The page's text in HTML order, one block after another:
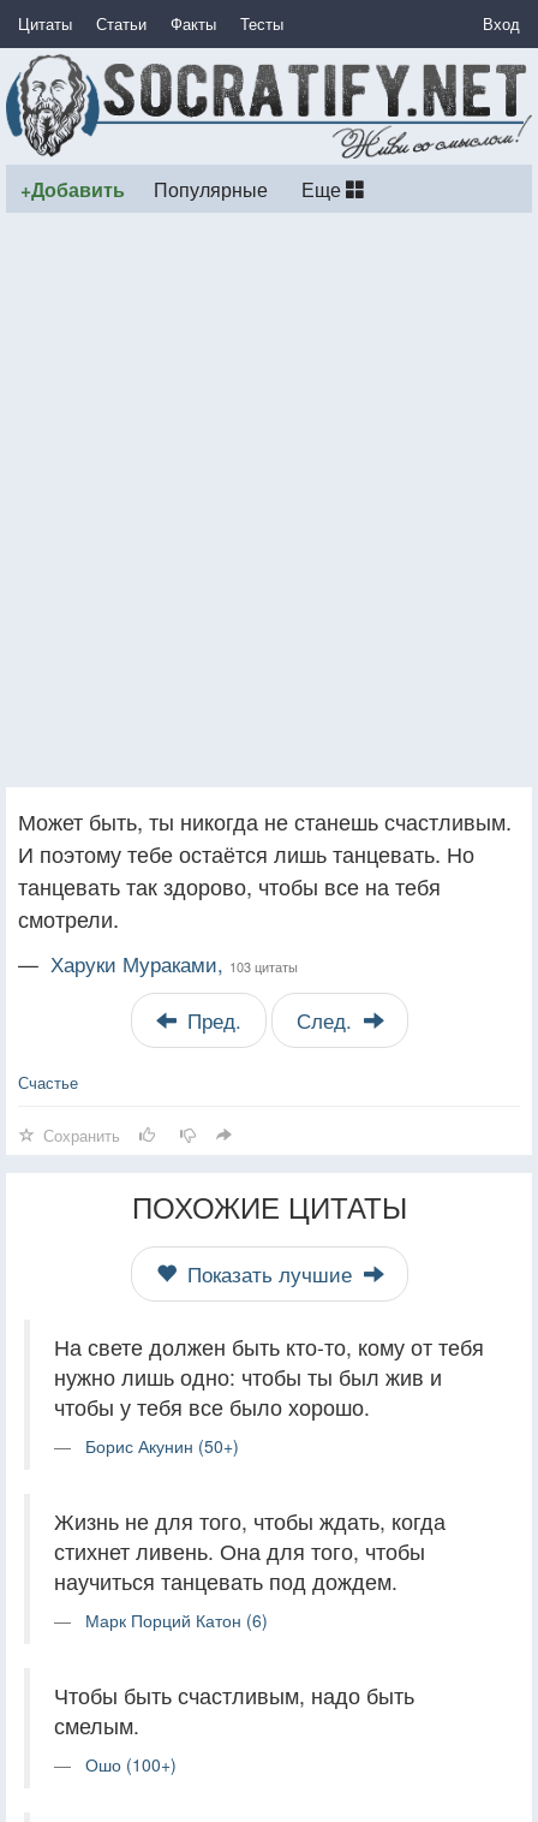
Цитаты Статьи Факты Тесты Вход
+Добавить Популярные Еще
Может быть, ты никогда не станешь счастливым.
И поэтому тебе остаётся лишь танцевать. Но
танцевать так здорово, чтобы все на тебя
смотрели.
— Харуки Мураками, 103 цитаты
Пред. След.
Счастье
Сохранить
ПОХОЖИЕ ЦИТАТЫ
Показать лучшие
На свете должен быть кто-то, кому от тебя
нужно лишь одно: чтобы ты был жив и
чтобы у тебя все было хорошо.
Борис Акунин (50+)
Жизнь не для того, чтобы ждать, когда
стихнет ливень. Она для того, чтобы
научиться танцевать под дождем.
Марк Порций Катон (6)
Чтобы быть счастливым, надо быть
смелым.
Ошо (100+)